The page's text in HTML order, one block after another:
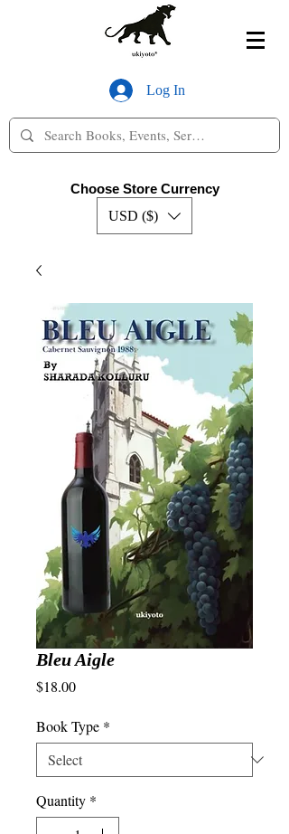
Log In
Choose Store Currency
USD ($)
Bleu Aigle
$18.00Price
Book Type *
Quantity *